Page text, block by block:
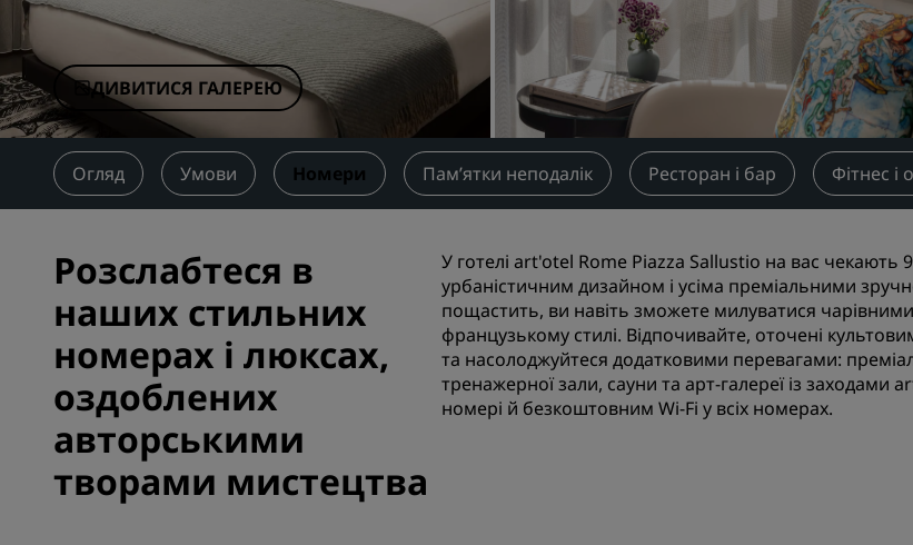
Афілійовані бренди в Китаї
Бронювати місце
Запитати ціни
Напрямки для
заходів
Рішення для
Пошук рейсів
Пошук рейсів
Харчування
Search for a
Цифрові
ДИВИТИСЯ ГАЛЕРЕЮ
Огляд Умови Номери Пам’ятки неподалік Ресторан і бар Фітнес і
Розслабтеся в
наших стильних
номерах і люксах,
оздоблених
авторськими
творами мистецтва
У готелі art'otel Rome Piazza Sallustio на вас
урбаністичним дизайном і усіма преміальними
пощастить, ви навіть зможете милуватися
французькому стилі. Відпочивайте, оточені
та насолоджуйтеся додатковими перевагами:
тренажерної зали, сауни та арт-галереї із
номері й безкоштовним Wi-Fi у всіх номерах.